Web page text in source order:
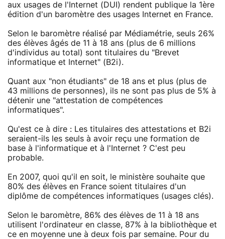
aux usages de l'Internet (DUI) rendent publique la 1ère
édition d'un baromètre des usages Internet en France.
Selon le baromètre réalisé par Médiamétrie, seuls 26%
des élèves âgés de 11 à 18 ans (plus de 6 millions
d'individus au total) sont titulaires du "Brevet
informatique et Internet" (B2i).
Quant aux "non étudiants" de 18 ans et plus (plus de
43 millions de personnes), ils ne sont pas plus de 5% à
détenir une "attestation de compétences
informatiques".
Qu'est ce à dire : Les titulaires des attestations et B2i
seraient-ils les seuls à avoir reçu une formation de
base à l'informatique et à l'Internet ? C'est peu
probable.
En 2007, quoi qu'il en soit, le ministère souhaite que
80% des élèves en France soient titulaires d'un
diplôme de compétences informatiques (usages clés).
Selon le baromètre, 86% des élèves de 11 à 18 ans
utilisent l'ordinateur en classe, 87% à la bibliothèque et
ce en moyenne une à deux fois par semaine. Pour du